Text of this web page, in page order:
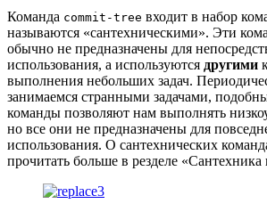
Команда commit-tree входит в набор
называются «сантехническими». Эти
обычно не предназначены для
использования, а используются другими
выполнения небольших задач.
занимаемся странными задачами,
команды позволяют нам выполнять
но все они не предназначены для
использования. О сантехнических
прочитать больше в резделе